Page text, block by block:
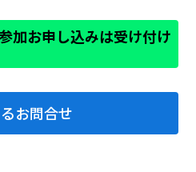
加お申し込みは受け付け
お問合せ